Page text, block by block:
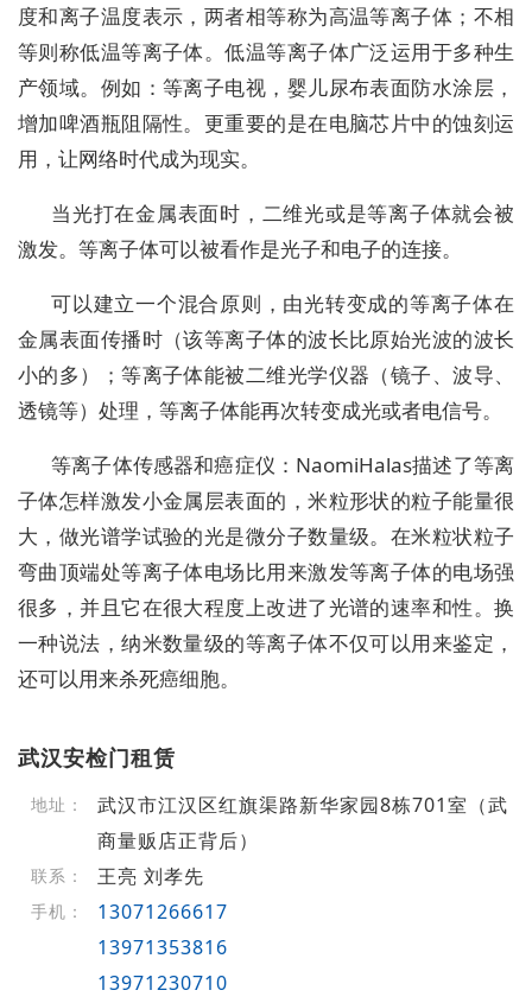
度和离子温度表示，两者相等称为高温等离子体；不相
等则称低温等离子体。低温等离子体广泛运用于多种生
产领域。例如：等离子电视，婴儿尿布表面防水涂层，
增加啤酒瓶阻隔性。更重要的是在电脑芯片中的蚀刻运
用，让网络时代成为现实。
当光打在金属表面时，二维光或是等离子体就会被
激发。等离子体可以被看作是光子和电子的连接。
可以建立一个混合原则，由光转变成的等离子体在
金属表面传播时（该等离子体的波长比原始光波的波长
小的多）；等离子体能被二维光学仪器（镜子、波导、
透镜等）处理，等离子体能再次转变成光或者电信号。
等离子体传感器和癌症仪：NaomiHalas描述了等离
子体怎样激发小金属层表面的，米粒形状的粒子能量很
大，做光谱学试验的光是微分子数量级。在米粒状粒子
弯曲顶端处等离子体电场比用来激发等离子体的电场强
很多，并且它在很大程度上改进了光谱的速率和性。换
一种说法，纳米数量级的等离子体不仅可以用来鉴定，
还可以用来杀死癌细胞。
武汉安检门租赁
地址：
武汉市江汉区红旗渠路新华家园8栋701室（武
商量贩店正背后）
联系： 王亮 刘孝先
手机：
13071266617
13971353816
13971230710